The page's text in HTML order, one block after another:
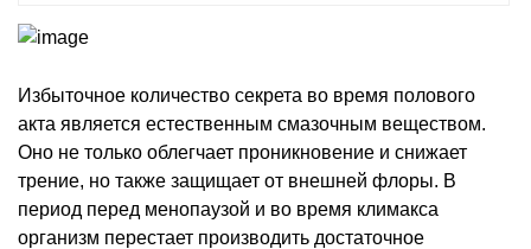
Избыточное количество секрета во время полового
акта является естественным смазочным веществом.
Оно не только облегчает проникновение и снижает
трение, но также защищает от внешней флоры. В
период перед менопаузой и во время климакса
организм перестает производить достаточное